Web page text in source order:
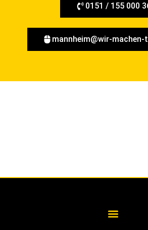
0151 / 155 000
mannheim@wir-machen-